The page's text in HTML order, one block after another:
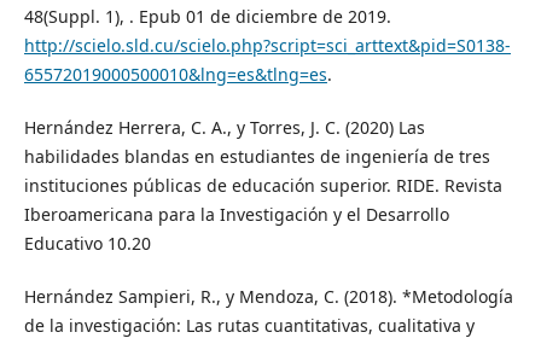
48(Suppl. 1), . Epub 01 de diciembre de 2019.
http://scielo.sld.cu/scielo.php?script=sci_arttext&pid=S0138-
65572019000500010&lng=es&tlng=es.
Hernández Herrera, C. A., y Torres, J. C. (2020) Las
habilidades blandas en estudiantes de ingeniería de tres
instituciones públicas de educación superior. RIDE. Revista
Iberoamericana para la Investigación y el Desarrollo
Educativo 10.20
Hernández Sampieri, R., y Mendoza, C. (2018). *Metodología
de la investigación: Las rutas cuantitativas, cualitativa y